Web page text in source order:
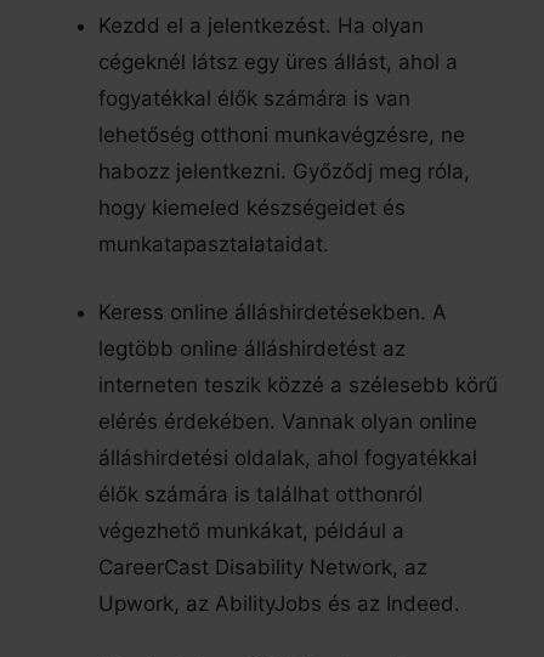
Kezdd el a jelentkezést. Ha olyan
cégeknél látsz egy üres állást, ahol a
fogyatékkal élők számára is van
lehetőség otthoni munkavégzésre, ne
habozz jelentkezni. Győződj meg róla,
hogy kiemeled készségeidet és
munkatapasztalataidat.
Keress online álláshirdetésekben. A
legtöbb online álláshirdetést az
interneten teszik közzé a szélesebb körű
elérés érdekében. Vannak olyan online
álláshirdetési oldalak, ahol fogyatékkal
élők számára is találhat otthonról
végezhető munkákat, például a
CareerCast Disability Network, az
Upwork, az AbilityJobs és az Indeed.